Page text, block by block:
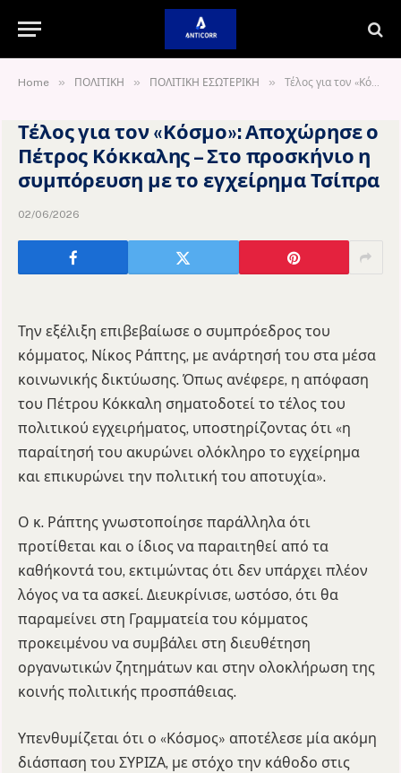
Home » ΠΟΛΙΤΙΚΗ » ΠΟΛΙΤΙΚΗ ΕΣΩΤΕΡΙΚΗ » Τέλος για τον «Κόσμο»: Αποχώρησε ο Πέτρος Κόκκαλης – Στο προσκήνιο η συμπόρευση με το εγχείρημα Τσίπρα
Τέλος για τον «Κόσμο»: Αποχώρησε ο
Πέτρος Κόκκαλης – Στο προσκήνιο η
συμπόρευση με το εγχείρημα Τσίπρα
02/06/2026
Την εξέλιξη επιβεβαίωσε ο συμπρόεδρος του
κόμματος, Νίκος Ράπτης, με ανάρτησή του στα μέσα
κοινωνικής δικτύωσης. Όπως ανέφερε, η απόφαση
του Πέτρου Κόκκαλη σηματοδοτεί το τέλος του
πολιτικού εγχειρήματος, υποστηρίζοντας ότι «η
παραίτησή του ακυρώνει ολόκληρο το εγχείρημα
και επικυρώνει την πολιτική του αποτυχία».
Ο κ. Ράπτης γνωστοποίησε παράλληλα ότι
προτίθεται και ο ίδιος να παραιτηθεί από τα
καθήκοντά του, εκτιμώντας ότι δεν υπάρχει πλέον
λόγος να τα ασκεί. Διευκρίνισε, ωστόσο, ότι θα
παραμείνει στη Γραμματεία του κόμματος
προκειμένου να συμβάλει στη διευθέτηση
οργανωτικών ζητημάτων και στην ολοκλήρωση της
κοινής πολιτικής προσπάθειας.
Υπενθυμίζεται ότι ο «Κόσμος» αποτέλεσε μία ακόμη
διάσπαση του ΣΥΡΙΖΑ, με στόχο την κάθοδο στις